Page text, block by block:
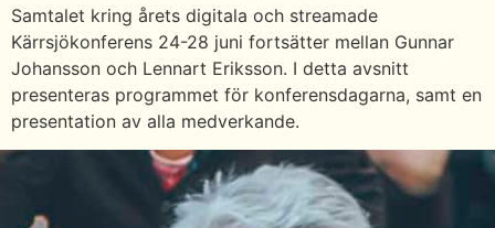
Samtalet kring årets digitala och streamade
Kärrsjökonferens 24-28 juni fortsätter mellan Gunnar
Johansson och Lennart Eriksson. I detta avsnitt
presenteras programmet för konferensdagarna, samt en
presentation av alla medverkande.